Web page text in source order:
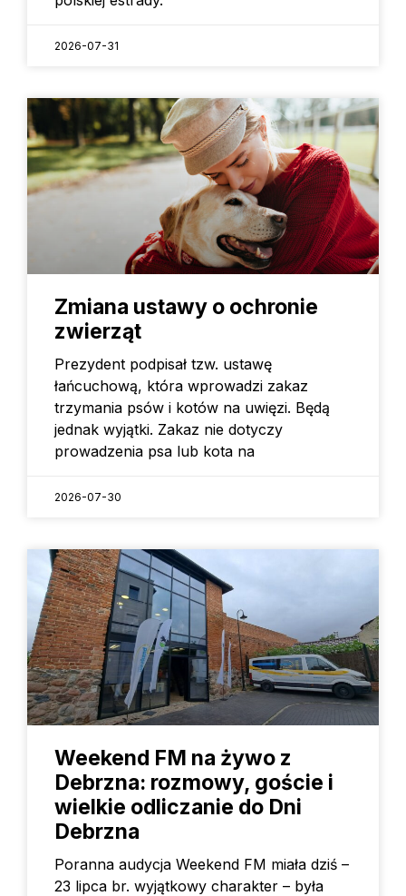
2026-07-31
Zmiana ustawy o ochronie
zwierząt
Prezydent podpisał tzw. ustawę
łańcuchową, która wprowadzi zakaz
trzymania psów i kotów na uwięzi. Będą
jednak wyjątki. Zakaz nie dotyczy
prowadzenia psa lub kota na
2026-07-30
Weekend FM na żywo z
Debrzna: rozmowy, goście i
wielkie odliczanie do Dni
Debrzna
Poranna audycja Weekend FM miała dziś –
23 lipca br. wyjątkowy charakter – była